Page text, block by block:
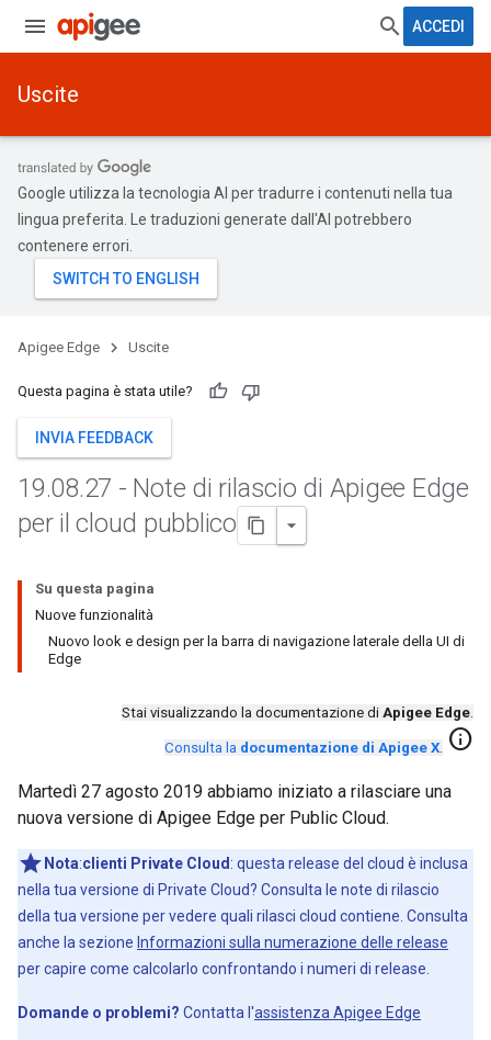
ACCEDI
Uscite
Google utilizza la tecnologia AI per tradurre i contenuti nella tua
lingua preferita. Le traduzioni generate dall'AI potrebbero
contenere errori.
Apigee Edge Uscite
Questa pagina è stata utile?
INVIA FEEDBACK
19.08.27 - Note di rilascio di Apigee Edge
per il cloud pubblico
Su questa pagina
Nuove funzionalità
Nuovo look e design per la barra di navigazione laterale della UI di
Edge
Stai visualizzando la documentazione di Apigee Edge.
Consulta la documentazione di Apigee X. info
Martedì 27 agosto 2019 abbiamo iniziato a rilasciare una
nuova versione di Apigee Edge per Public Cloud.
Nota:clienti Private Cloud : questa release del cloud è inclusa
nella tua versione di Private Cloud? Consulta le note di rilascio
della tua versione per vedere quali rilasci cloud contiene. Consulta
anche la sezione Informazioni sulla numerazione delle release
per capire come calcolarlo confrontando i numeri di release.
Domande o problemi? Contatta l'assistenza Apigee Edge